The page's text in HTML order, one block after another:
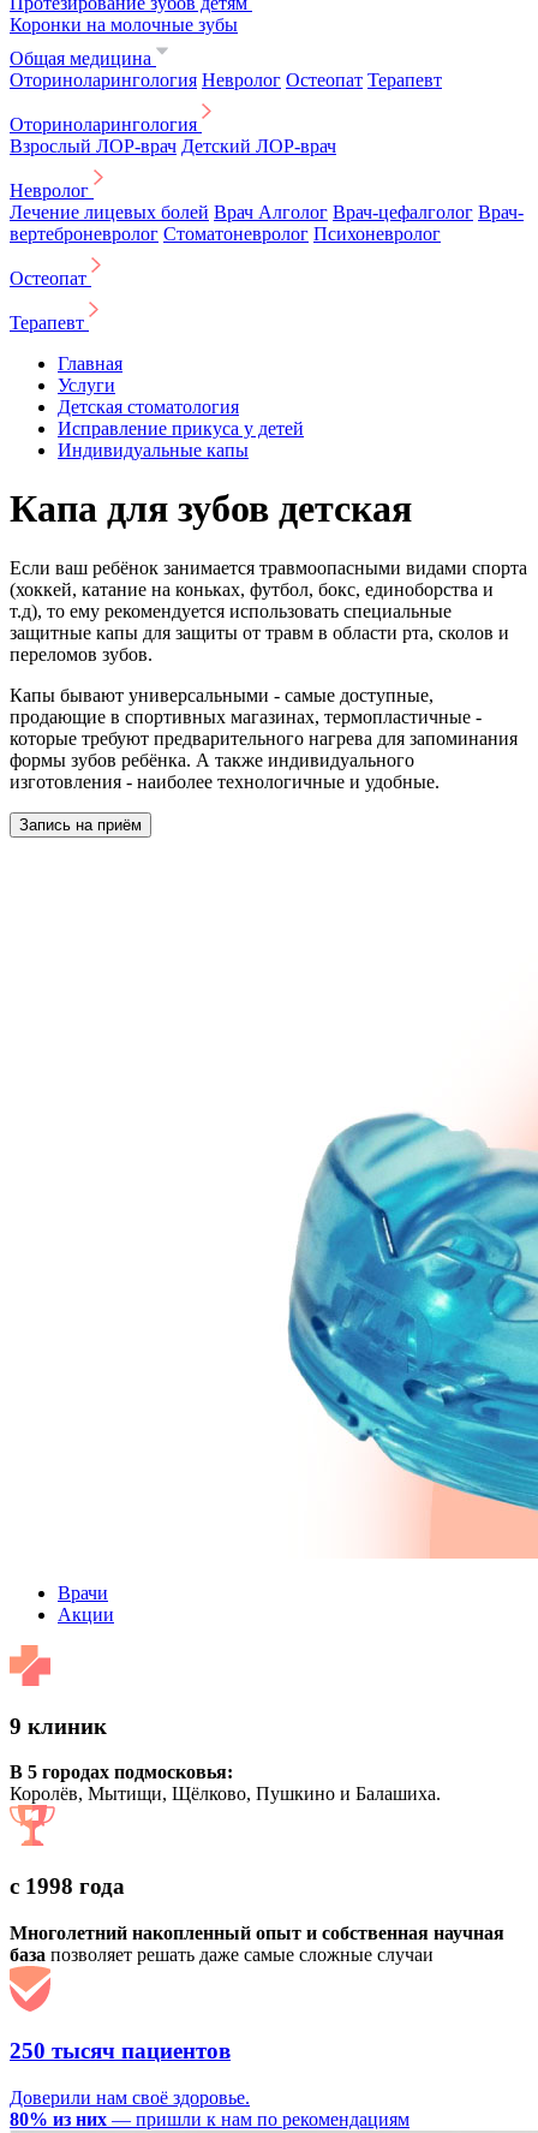
Коронки на молочные зубы
Общая медицина
Оториноларингология Невролог Остеопат Терапевт
Оториноларингология
Взрослый ЛОР-врач Детский ЛОР-врач
Невролог
Лечение лицевых болей Врач Алголог Врач-цефалголог Врач-
вертеброневролог Стоматоневролог Психоневролог
Остеопат
Терапевт
Главная
Услуги
Детская стоматология
Исправление прикуса у детей
Индивидуальные капы
Капа для зубов детская
Если ваш ребёнок занимается травмоопасными видами спорта
(хоккей, катание на коньках, футбол, бокс, единоборства и
т.д), то ему рекомендуется использовать специальные
защитные капы для защиты от травм в области рта, сколов и
переломов зубов.
Капы бывают универсальными - самые доступные,
продающие в спортивных магазинах, термопластичные -
которые требуют предварительного нагрева для запоминания
формы зубов ребёнка. А также индивидуального
изготовления - наиболее технологичные и удобные.
Запись на приём
Врачи
Акции
9 клиник
В 5 городах подмосковья:
Королёв, Мытищи, Щёлково, Пушкино и Балашиха.
с 1998 года
Многолетний накопленный опыт и собственная научная
база позволяет решать даже самые сложные случаи
250 тысяч пациентов
Доверили нам своё здоровье.
80% из них — пришли к нам по рекомендациям